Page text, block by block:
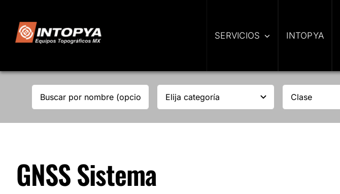
content
SERVICIOS INTOPYA
GNSS Sistema